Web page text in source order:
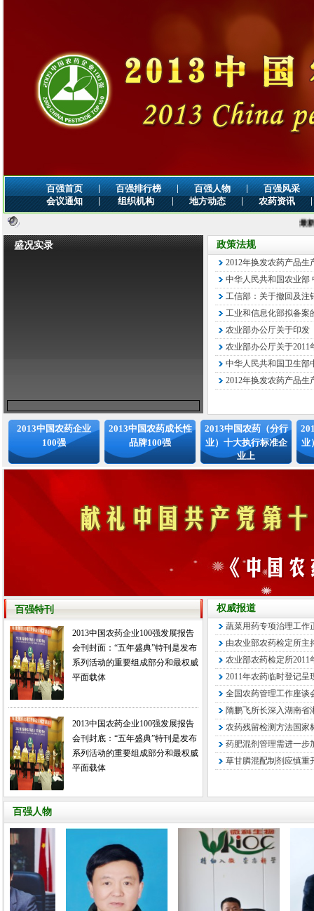
百强首页 | 百强排行榜 | 百强人物 |
百强风采
会议通知
| 组织机构 | 地方动态 | 农药资讯 |
最新公告：
盛况实录 政策法规
2012年换发农药产品生
中华人民共和国农业部
工信部：关于撤回及注
工业和信息化部拟备案
农业部办公厅关于印发
农业部办公厅关于2011
中华人民共和国卫生部
2012年换发农药产品生
2013中国农药企业
100强
2013中国农药成长性
品牌100强
2013中国农药（分行
业）十大执行标准企
业上
业
百强特刊
2013中国农药企业100强发展报告
会刊封面：“五年盛典”特刊是发布
系列活动的重要组成部分和最权威
平面载体
2013中国农药企业100强发展报告
会刊封底：“五年盛典”特刊是发布
系列活动的重要组成部分和最权威
平面载体
权威报道
蔬菜用药专项治理工作
由农业部农药检定所主
农业部农药检定所2011
2011年农药临时登记呈
全国农药管理工作座谈
隋鹏飞所长深入湖南省
农药残留检测方法国家
药肥混剂管理需进一步
草甘膦混配制剂应慎重
百强人物